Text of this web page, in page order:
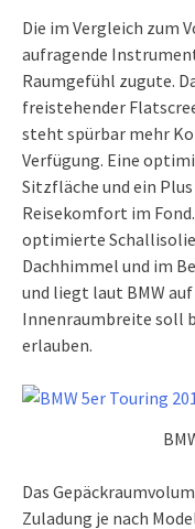
Die im Vergleich zum
aufragende
Raumgefühl zugute.
freistehender
steht spürbar mehr
Verfügung. Eine
Sitzfläche und ein
Reisekomfort im
optimierte
Dachhimmel und im
und liegt laut BMW
Innenraumbreite soll
erlauben.
Das
Zuladung je nach